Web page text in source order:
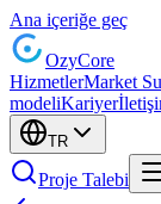
Ana içeriğe geç
OzyCore
HizmetlerMarket
modeliKariyer
TR
Proje Talebi